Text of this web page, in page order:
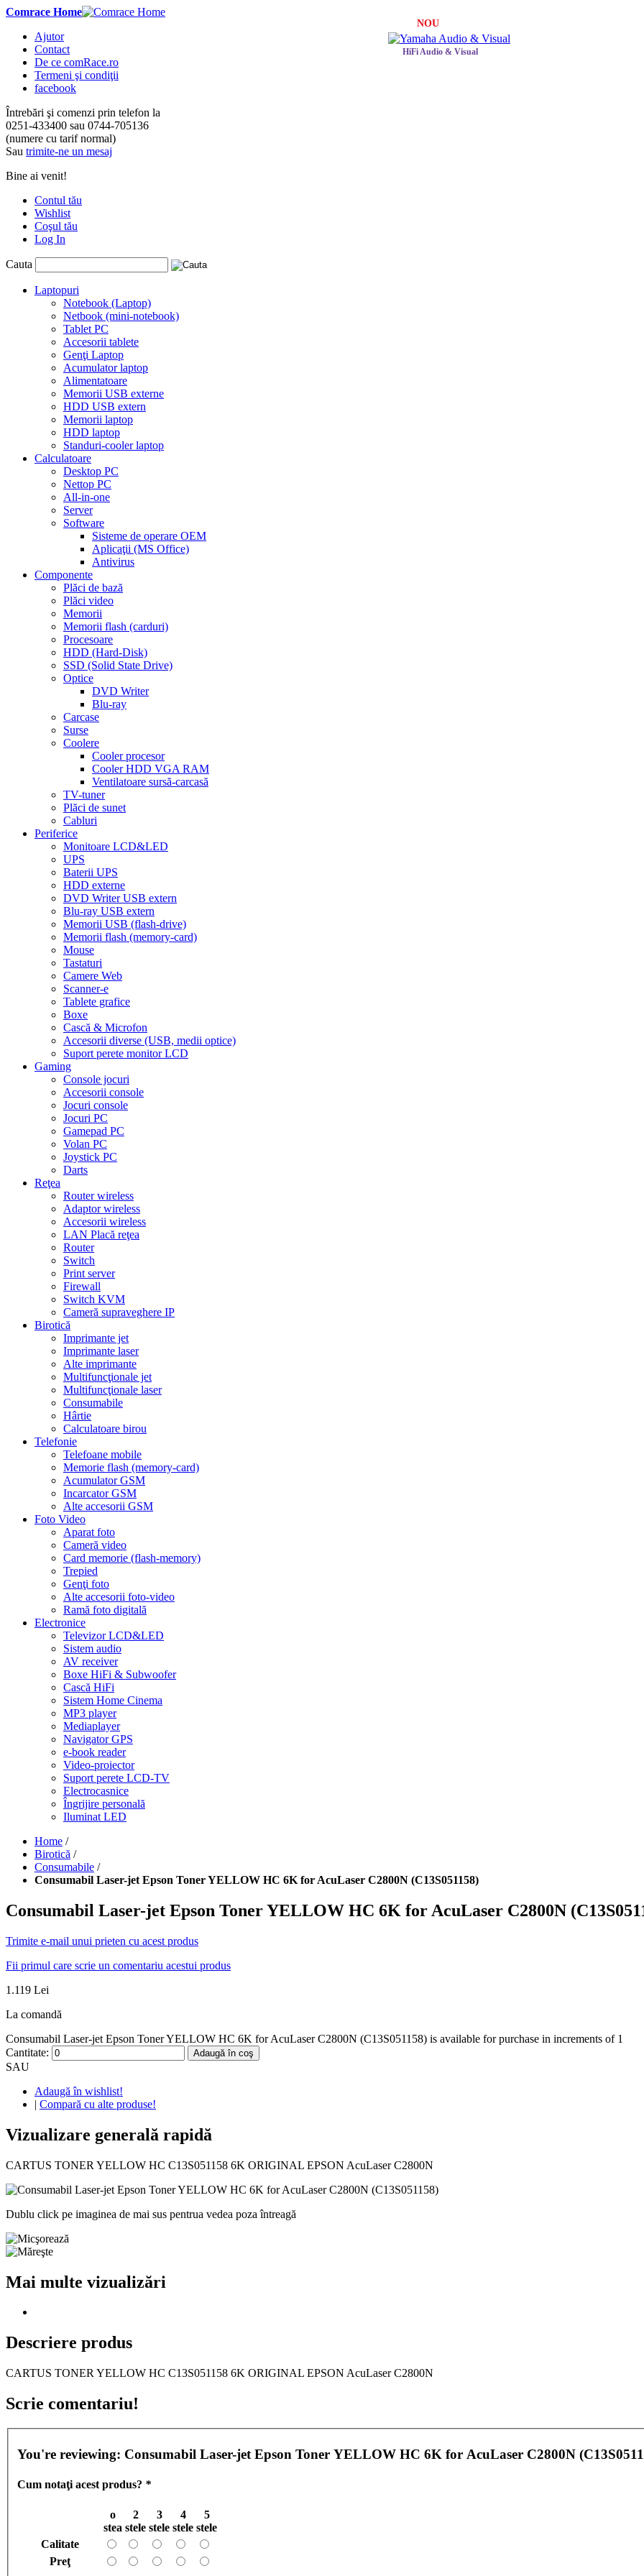
Comrace Home
Ajutor
Contact
De ce comRace.ro
Termeni şi condiţii
facebook
Întrebări şi comenzi prin telefon la
0251-433400 sau 0744-705136
(numere cu tarif normal)
Sau trimite-ne un mesaj
Bine ai venit!
Contul tău
Wishlist
Coşul tău
Log In
NOU
HiFi Audio & Visual
Cauta
Laptopuri
Notebook (Laptop)
Netbook (mini-notebook)
Tablet PC
Accesorii tablete
Genţi Laptop
Acumulator laptop
Alimentatoare
Memorii USB externe
HDD USB extern
Memorii laptop
HDD laptop
Standuri-cooler laptop
Calculatoare
Desktop PC
Nettop PC
All-in-one
Server
Software
Sisteme de operare OEM
Aplicaţii (MS Office)
Antivirus
Componente
Plăci de bază
Plăci video
Memorii
Memorii flash (carduri)
Procesoare
HDD (Hard-Disk)
SSD (Solid State Drive)
Optice
DVD Writer
Blu-ray
Carcase
Surse
Coolere
Cooler procesor
Cooler HDD VGA RAM
Ventilatoare sursă-carcasă
TV-tuner
Plăci de sunet
Cabluri
Periferice
Monitoare LCD&LED
UPS
Baterii UPS
HDD externe
DVD Writer USB extern
Blu-ray USB extern
Memorii USB (flash-drive)
Memorii flash (memory-card)
Mouse
Tastaturi
Camere Web
Scanner-e
Tablete grafice
Boxe
Cască & Microfon
Accesorii diverse (USB, medii optice)
Suport perete monitor LCD
Gaming
Console jocuri
Accesorii console
Jocuri console
Jocuri PC
Gamepad PC
Volan PC
Joystick PC
Darts
Reţea
Router wireless
Adaptor wireless
Accesorii wireless
LAN Placă reţea
Router
Switch
Print server
Firewall
Switch KVM
Cameră supraveghere IP
Birotică
Imprimante jet
Imprimante laser
Alte imprimante
Multifuncţionale jet
Multifuncţionale laser
Consumabile
Hârtie
Calculatoare birou
Telefonie
Telefoane mobile
Memorie flash (memory-card)
Acumulator GSM
Incarcator GSM
Alte accesorii GSM
Foto Video
Aparat foto
Cameră video
Card memorie (flash-memory)
Trepied
Genţi foto
Alte accesorii foto-video
Ramă foto digitală
Electronice
Televizor LCD&LED
Sistem audio
AV receiver
Boxe HiFi & Subwoofer
Cască HiFi
Sistem Home Cinema
MP3 player
Mediaplayer
Navigator GPS
e-book reader
Video-proiector
Suport perete LCD-TV
Electrocasnice
Îngrijire personală
Iluminat LED
Home /
Birotică /
Consumabile /
Consumabil Laser-jet Epson Toner YELLOW HC 6K for AcuLaser C2800N (C13S051158)
Consumabil Laser-jet Epson Toner YELLOW HC 6K for AcuLaser C2800N
Trimite e-mail unui prieten cu acest produs
Fii primul care scrie un comentariu acestui produs
1.119 Lei
La comandă
Consumabil Laser-jet Epson Toner YELLOW HC 6K for AcuLaser C2800N (C13S051158) is available for purchase in increments of 1
Cantitate:
Adaugă în coş
SAU
Adaugă în wishlist!
| Compară cu alte produse!
Vizualizare generală rapidă
CARTUS TONER YELLOW HC C13S051158 6K ORIGINAL EPSON AcuLaser C2800N
Dublu click pe imaginea de mai sus pentrua vedea poza întreagă
Mai multe vizualizări
Descriere produs
CARTUS TONER YELLOW HC C13S051158 6K ORIGINAL EPSON AcuLaser C2800N
Scrie comentariu!
You're reviewing: Consumabil Laser-jet Epson Toner YELLOW HC 6K for AcuLaser C2800N
Cum notaţi acest produs? *
o
stea
2
stele
3
stele
4
stele
5
stele
Calitate
Preţ